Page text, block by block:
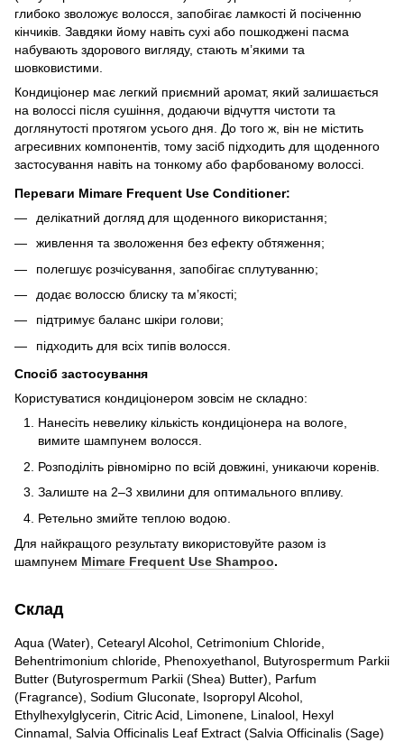
глибоко зволожує волосся, запобігає ламкості й посіченню
кінчиків. Завдяки йому навіть сухі або пошкоджені пасма
набувають здорового вигляду, стають м’якими та
шовковистими.
Кондиціонер має легкий приємний аромат, який залишається
на волоссі після сушіння, додаючи відчуття чистоти та
доглянутості протягом усього дня. До того ж, він не містить
агресивних компонентів, тому засіб підходить для щоденного
застосування навіть на тонкому або фарбованому волоссі.
Переваги Mimare Frequent Use Conditioner:
делікатний догляд для щоденного використання;
живлення та зволоження без ефекту обтяження;
полегшує розчісування, запобігає сплутуванню;
додає волоссю блиску та м’якості;
підтримує баланс шкіри голови;
підходить для всіх типів волосся.
Спосіб застосування
Користуватися кондиціонером зовсім не складно:
Нанесіть невелику кількість кондиціонера на вологе,
вимите шампунем волосся.
Розподіліть рівномірно по всій довжині, уникаючи коренів.
Залиште на 2–3 хвилини для оптимального впливу.
Ретельно змийте теплою водою.
Для найкращого результату використовуйте разом із
шампунем Mimare Frequent Use Shampoo.
Склад
Aqua (Water), Cetearyl Alcohol, Cetrimonium Chloride,
Behentrimonium chloride, Phenoxyethanol, Butyrospermum Parkii
Butter (Butyrospermum Parkii (Shea) Butter), Parfum
(Fragrance), Sodium Gluconate, Isopropyl Alcohol,
Ethylhexylglycerin, Citric Acid, Limonene, Linalool, Hexyl
Cinnamal, Salvia Officinalis Leaf Extract (Salvia Officinalis (Sage)